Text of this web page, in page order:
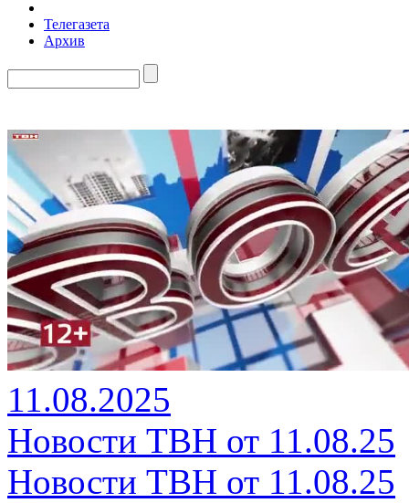
Телегазета
Архив
11.08.2025
Новости ТВН от 11.08.25
Новости ТВН от 11.08.25